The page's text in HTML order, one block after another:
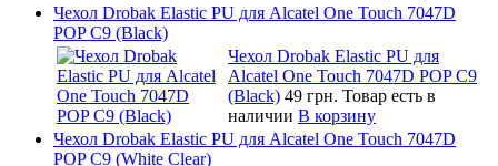
Чехол Drobak Elastic PU для Alcatel One Touch 7047D
POP C9 (Black)
Чехол Drobak Elastic PU для
Alcatel One Touch 7047D POP C9
(Black) 49 грн. Товар есть в
наличии В корзину
Чехол Drobak Elastic PU для Alcatel One Touch 7047D
POP C9 (White Clear)